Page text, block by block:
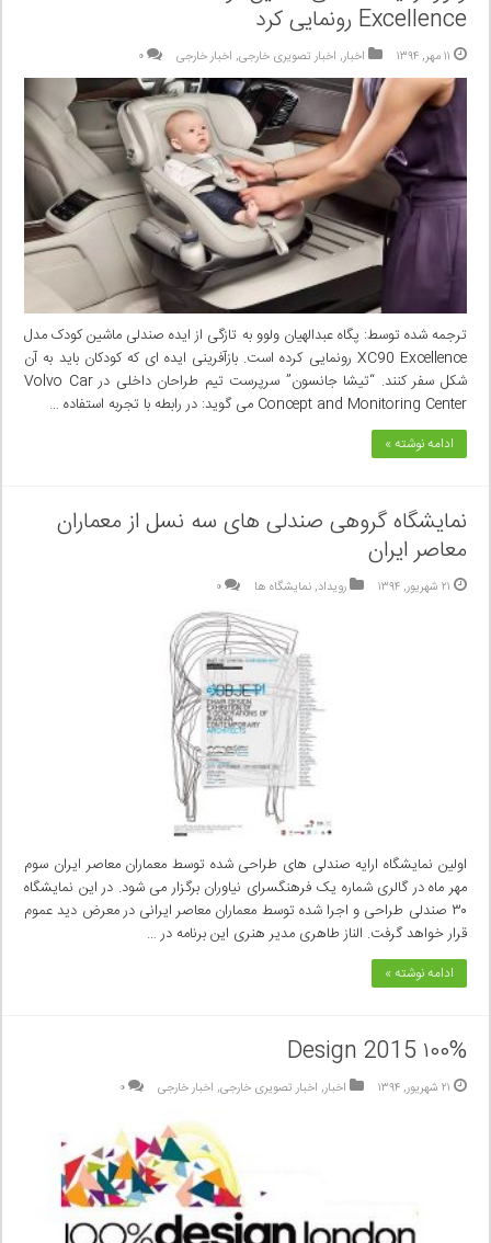
Excellence رونمایی کرد
۱۱ مهر, ۱۳۹۴ اخبار, اخبار تصویری خارجی, اخبار خارجی ۰
ترجمه شده توسط: پگاه عبدالهیان ولوو به تازگی از ایده صندلی ماشین کودک مدل
XC90 Excellence رونمایی کرده است. بازآفرینی ایده ای که کودکان باید به آن
شکل سفر کنند. “تیشا جانسون” سرپرست تیم طراحان داخلی در Volvo Car
Concept and Monitoring Center می گوید: در رابطه با تجربه استفاده …
ادامه نوشته »
نمایشگاه گروهی صندلی های سه نسل از معماران
معاصر ایران
۲۱ شهریور, ۱۳۹۴ رویداد,نمایشگاه ها ۰
اولین نمایشگاه ارایه صندلی های طراحی شده توسط معماران معاصر ایران سوم
مهر ماه در گالری شماره یک فرهنگسرای نیاوران برگزار می شود. در این نمایشگاه
۳۰ صندلی طراحی و اجرا شده توسط معماران معاصر ایرانی در معرض دید عموم
قرار خواهد گرفت. الناز طاهری مدیر هنری این برنامه در …
ادامه نوشته »
۱۰۰% Design 2015
۲۱ شهریور, ۱۳۹۴ اخبار, اخبار تصویری خارجی, اخبار خارجی ۰